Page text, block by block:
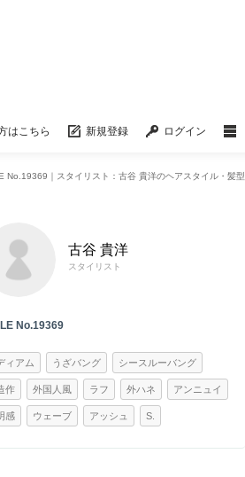
はこちら 新規登録 ログイン
No.19369｜スタイリスト：古谷 貴洋のヘアスタイル・髪型
古谷 貴洋
スタイリスト
No.19369
ィアム うざバング シースルーバング
作 外国人風 ラフ 外ハネ アンニュイ
感 ウェーブ アッシュ S.